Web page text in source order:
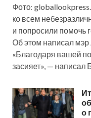
Фото:
ко всем
и попросили помочь
Об этом написал
«Благодаря вашей
засияет», — написал
о